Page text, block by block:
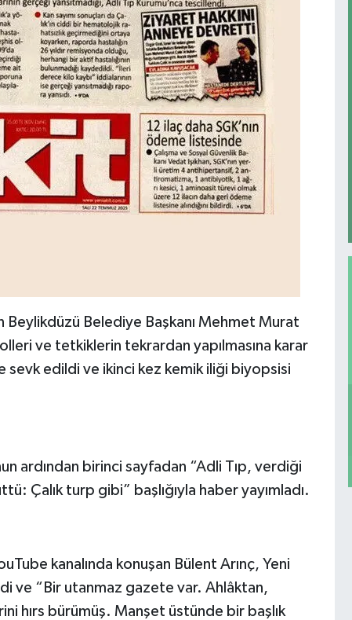
Belediye Başkanı Mehmet Murat
ve tetkiklerin tekrardan yapılmasına karar
sevk edildi ve ikinci kez kemik iliği biyopsisi
ardından birinci sayfadan “Adli Tıp, verdiği
Çalık turp gibi” başlığıyla haber yayımladı.
kanalında konuşan Bülent Arınç, Yeni
ve “Bir utanmaz gazete var. Ahlâktan,
hırs bürümüş. Manşet üstünde bir başlık